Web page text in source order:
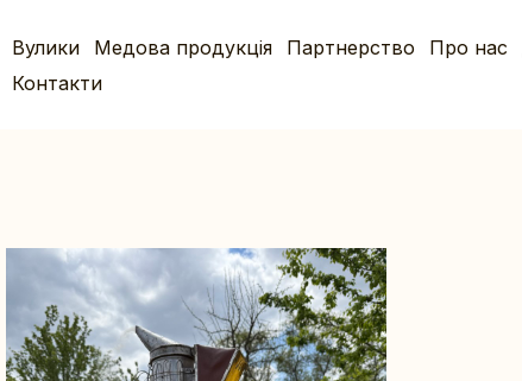
Вулики Медова продукція Партнерство Про нас
Контакти